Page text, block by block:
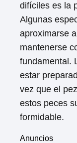
difíciles es la
Algunas
aproximarse
mantenerse
fundamental.
estar
vez que el
estos peces
formidable.
Anuncios